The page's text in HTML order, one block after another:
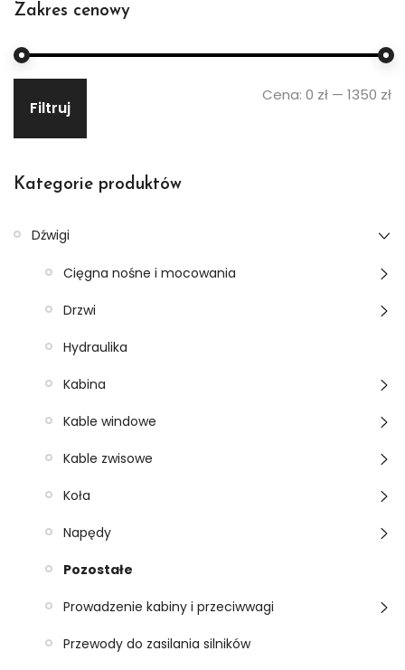
Zakres cenowy
Filtruj
Cena: 0 zł — 1350 zł
Kategorie produktów
Dźwigi
Cięgna nośne i mocowania
Drzwi
Hydraulika
Kabina
Kable windowe
Kable zwisowe
Koła
Napędy
Pozostałe
Prowadzenie kabiny i przeciwwagi
Przewody do zasilania silników